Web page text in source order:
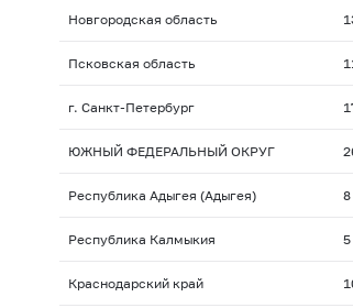
Новгородская область
Псковская область
г. Санкт-Петербург
ЮЖНЫЙ ФЕДЕРАЛЬНЫЙ ОКРУГ
Республика Адыгея (Адыгея)
Республика Калмыкия
Краснодарский край